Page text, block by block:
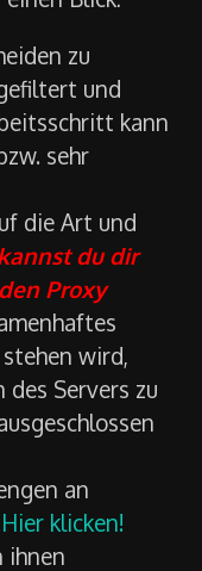
zu
und
kann
sehr
die Art und
du dir
Proxy
wird,
Servers zu
an
klicken!
ihnen